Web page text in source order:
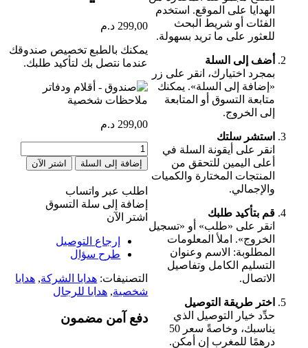
299,00 د.م
يمكنك بالطبع تخصيص صندوقك
عندما نتصل بك لتأكيد طلبك.
299,00 د.م
كمية
Boite
-
Stylo
et
Bloc
Note
personnalisés
إضافة إلى السلة اشتر الآن
اطلب عبر واتساب
إضافة إلى سلة التسوق
اشتر الآن
إرجاع التوصيل
طرح سؤال
التصنيفات: هدايا الشركة, هدايا
شخصية, هدايا للرجال
دفع آمن مضمون
الهدايا على الموقع. استخدم
الفئات أو شريط البحث
للعثور على ما تريد بسهولة.
أضف إلى السلة
بمجرد اختيارك، انقر على زر
«إضافة إلى السلة». يمكنك
متابعة التسوق أو المتابعة
إلى الخروج.
استشر سلتك
انقر على أيقونة السلة في
أعلى اليمين للتحقق من
المنتجات المختارة والكميات
والإجمالي.
قم بتأكيد طلبك
انقر على «طلب» أو «تسجيل
الخروج». املأ المعلومات
المطلوبة: الاسم وعنوان
التسليم الكامل وتفاصيل
الاتصال.
اختر طريقة التوصيل
حدِّد خيار التوصيل الذي
يناسبك، وخاصةً سعر 50
درهمًا للمغرب إن أمكن.